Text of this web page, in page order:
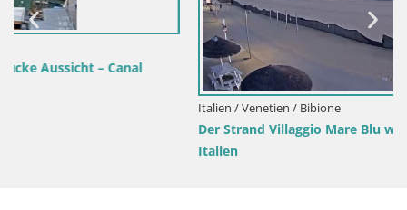
Der Strand Villaggio Mare Blu webcam Bibione Pineda –